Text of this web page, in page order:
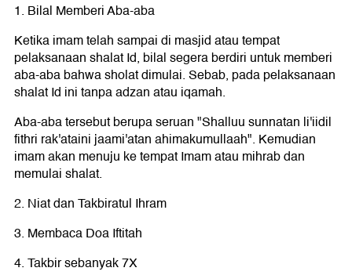
1. Bilal Memberi Aba-aba
Ketika imam telah sampai di masjid atau tempat
pelaksanaan shalat Id, bilal segera berdiri untuk memberi
aba-aba bahwa sholat dimulai. Sebab, pada pelaksanaan
shalat Id ini tanpa adzan atau iqamah.
Aba-aba tersebut berupa seruan "Shalluu sunnatan li'iidil
fithri rak'ataini jaami'atan ahimakumullaah". Kemudian
imam akan menuju ke tempat Imam atau mihrab dan
memulai shalat.
2. Niat dan Takbiratul Ihram
3. Membaca Doa Iftitah
4. Takbir sebanyak 7X